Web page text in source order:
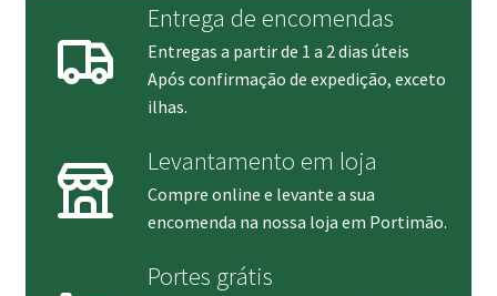
Entrega de encomendas
Entregas a partir de 1 a 2 dias úteis
Após confirmação de expedição, exceto
ilhas.
Levantamento em loja
Compre online e levante a sua
encomenda na nossa loja em Portimão.
Portes grátis